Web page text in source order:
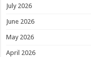
July 2026
June 2026
May 2026
April 2026